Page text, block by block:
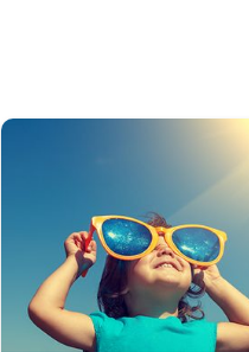
Kender du de tre UV typer?.